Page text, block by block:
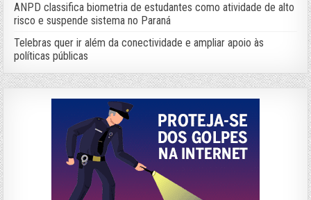
ANPD classifica biometria de estudantes como atividade de alto
risco e suspende sistema no Paraná
Telebras quer ir além da conectividade e ampliar apoio às
políticas públicas